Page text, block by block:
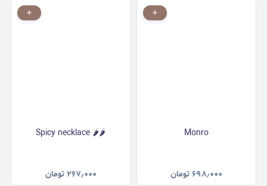
Monro
۶۹۸٫۰۰۰تومان
Spicy necklace 🌶️🌶️
۲۶۷٫۰۰۰ تومان